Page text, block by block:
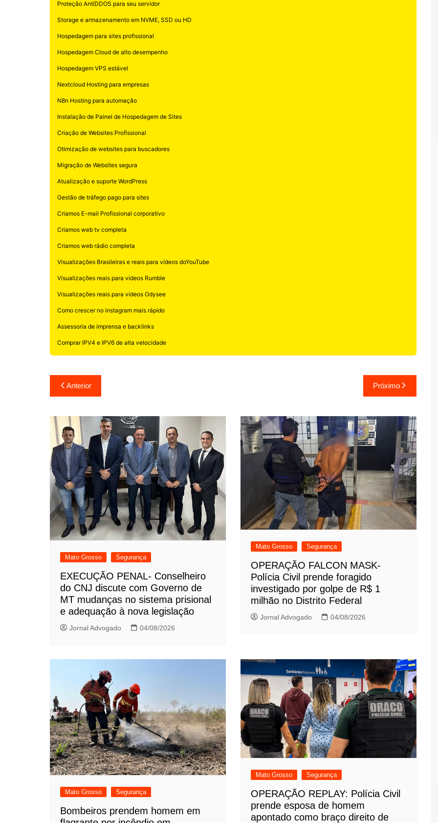
Proteção AntiDDOS para seu servidor
Storage e armazenamento em NVME, SSD ou HD
Hospedagem para sites profissional
Hospedagem Cloud de alto desempenho
Hospedagem VPS estável
Nextcloud Hosting para empresas
N8n Hosting para automação
Instalação de Painel de Hospedagem de Sites
Criação de Websites Profissional
Otimização de websites para buscadores
Migração de Websites segura
Atualização e suporte WordPress
Gestão de tráfego pago para sites
Criamos E-mail Profissional corporativo
Criamos web tv completa
Criamos web rádio completa
Visualizações Brasileiras e reais para vídeos doYouTube
Visualizações reais para vídeos Rumble
Visualizações reais para vídeos Odysee
Como crescer no instagram mais rápido
Assessoria de imprensa e backlinks
Comprar IPV4 e IPV6 de alta velocidade
Navegação
de
Post
Anterior Próximo
Mato Grosso Segurança
EXECUÇÃO PENAL- Conselheiro
do CNJ discute com Governo de
MT mudanças no sistema prisional
e adequação à nova legislação
Jornal Advogado 04/08/2026
Mato Grosso Segurança
OPERAÇÃO FALCON MASK-
Polícia Civil prende foragido
investigado por golpe de R$ 1
milhão no Distrito Federal
Jornal Advogado 04/08/2026
Mato Grosso Segurança
Bombeiros prendem homem em
Mato Grosso Segurança
OPERAÇÃO REPLAY: Polícia Civil
prende esposa de homem
apontado como braço direito de